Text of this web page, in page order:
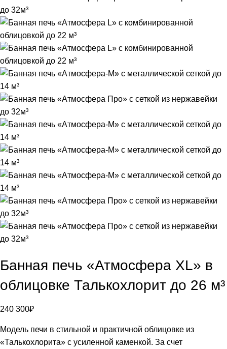
Банная печь «Атмосфера XL» в
облицовке Талькохлорит до 26 м³
240 300₽
Модель печи в стильной и практичной облицовке из
«Талькохлорита» с усиленной каменкой. За счет